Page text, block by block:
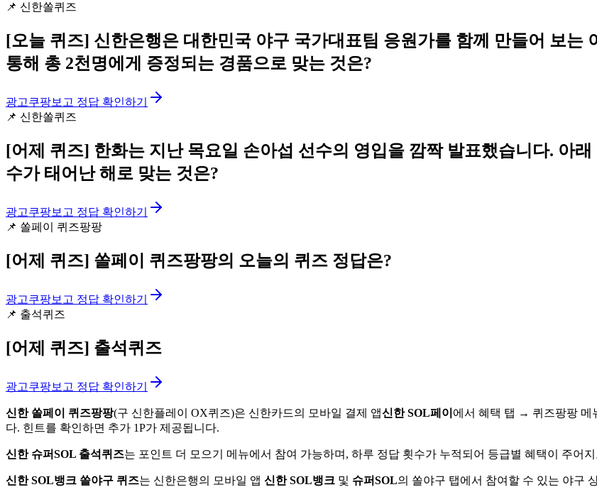
📌 신한쏠퀴즈
[오늘 퀴즈] 신한은행은 대한민국 야구 국가대표팀 응원가를 함께 만들어 보는
통해 총 2천명에게 증정되는 경품으로 맞는 것은?
광고쿠팡보고 정답 확인하기
📌 신한쏠퀴즈
[어제 퀴즈] 한화는 지난 목요일 손아섭 선수의 영입을 깜짝 발표했습니다. 아
수가 태어난 해로 맞는 것은?
광고쿠팡보고 정답 확인하기
📌 쏠페이 퀴즈팡팡
[어제 퀴즈] 쏠페이 퀴즈팡팡의 오늘의 퀴즈 정답은?
광고쿠팡보고 정답 확인하기
📌 출석퀴즈
[어제 퀴즈] 출석퀴즈
광고쿠팡보고 정답 확인하기
신한 쏠페이 퀴즈팡팡(구 신한플레이 OX퀴즈)은 신한카드의 모바일 결제 앱신한 SOL페이 에서 혜택 탭 → 퀴즈팡팡 메
다. 힌트를 확인하면 추가 1P가 제공됩니다.
신한 슈퍼SOL 출석퀴즈는 포인트 더 모으기 메뉴에서 참여 가능하며, 하루 정답 횟수가 누적되어 등급별 혜택이 주어지
신한 SOL뱅크 쏠야구 퀴즈는 신한은행의 모바일 앱 신한 SOL뱅크 및 슈퍼SOL의 쏠야구 탭에서 참여할 수 있는 야구